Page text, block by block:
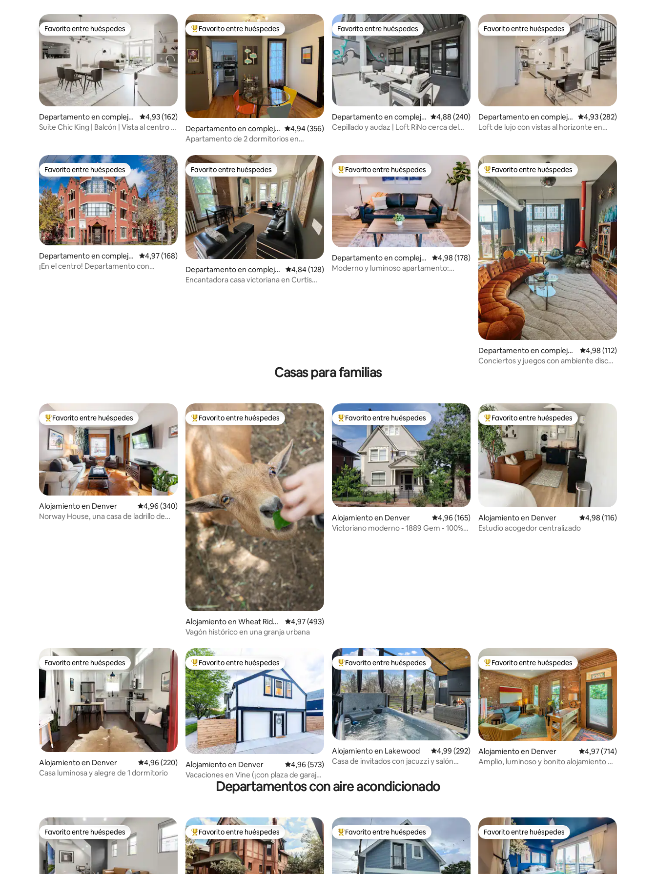
Favorito entre huéspedes
Favorito entre huéspedes
Departamento en complejo
residencial en Denver
Calificación promedio: 4,93 de 5. 162 evaluaciones
4,93 (162)
Suite Chic King | Balcón | Vista al centro |
Favorito entre los huéspedes más destacados
Favorito entre huéspedes
Departamento en complejo
residencial en Denver
Calificación promedio: 4,94 de 5. 356 evaluaciones
4,94 (356)
Apartamento de 2 dormitorios en
Favorito entre huéspedes
Favorito entre huéspedes
Departamento en complejo
residencial en Denver
Calificación promedio: 4,88 de 5. 240 evaluaciones
4,88 (240)
Cepillado y audaz | Loft RiNo cerca del
Favorito entre huéspedes
Favorito entre huéspedes
Departamento en complejo
residencial en Denver
Calificación promedio:
4,93 (282)
Loft de lujo con vistas al horizonte en
Favorito entre huéspedes
Favorito entre huéspedes
Departamento en complejo
residencial en Denver
Calificación promedio: 4,97 de 5. 168 evaluaciones
4,97 (168)
¡En el centro! Departamento con
Favorito entre huéspedes
Favorito entre huéspedes
Departamento en complejo
residencial en Denver
Calificación promedio: 4,84 de 5. 128 evaluaciones
4,84 (128)
Encantadora casa victoriana en Curtis
Favorito entre los huéspedes más destacados
Favorito entre huéspedes
Departamento en complejo
residencial en Denver
Calificación promedio: 4,98 de 5. 178 evaluaciones
4,98 (178)
Moderno y luminoso apartamento:
Favorito entre los huéspedes más destacados
Favorito entre huéspedes
Departamento en complejo
residencial en Denver
Calificación promedio:
4,98 (112)
Conciertos y juegos con ambiente disco
Casas para familias
Favorito entre los huéspedes más destacados
Favorito entre huéspedes
Alojamiento en Denver Calificación promedio: 4,96 de 5. 340 evaluaciones
4,96 (340)
Norway House, una casa de ladrillo de
Favorito entre los huéspedes más destacados
Favorito entre huéspedes
Alojamiento en Wheat Ridg
e
Calificación promedio: 4,97 de 5. 493 evaluaciones
4,97 (493)
Vagón histórico en una granja urbana
Favorito entre los huéspedes más destacados
Favorito entre huéspedes
Alojamiento en Denver Calificación promedio: 4,96 de 5. 165 evaluaciones
4,96 (165)
Victoriano moderno - 1889 Gem - 100%
Favorito entre los huéspedes más destacados
Favorito entre huéspedes
Alojamiento en Denver Calificación promedio:
4,98 (116)
Estudio acogedor centralizado
Favorito entre huéspedes
Favorito entre huéspedes
Alojamiento en Denver Calificación promedio: 4,96 de 5. 220 evaluaciones
4,96 (220)
Casa luminosa y alegre de 1 dormitorio
Favorito entre los huéspedes más destacados
Favorito entre huéspedes
Alojamiento en Denver Calificación promedio: 4,96 de 5. 573 evaluaciones
4,96 (573)
Vacaciones en Vine (¡con plaza de garaje
Favorito entre los huéspedes más destacados
Favorito entre huéspedes
Alojamiento en Lakewood Calificación promedio: 4,99 de 5. 292 evaluaciones
4,99 (292)
Casa de invitados con jacuzzi y salón
Favorito entre los huéspedes más destacados
Favorito entre huéspedes
Alojamiento en Denver Calificación promedio:
4,97 (714)
Amplio, luminoso y bonito alojamiento en
Departamentos con aire acondicionado
Favorito entre huéspedes
Favorito entre huéspedes Favorito entre los huéspedes más destacados
Favorito entre huéspedes Favorito entre los huéspedes más destacados
Favorito entre huéspedes Favorito entre huéspedes
Favorito entre huéspedes